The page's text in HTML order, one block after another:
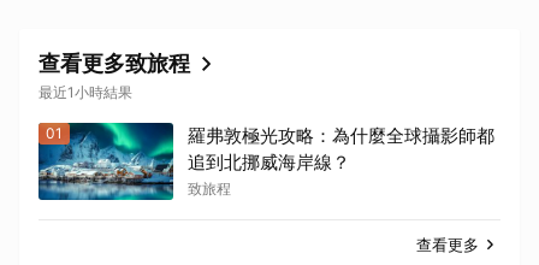
查看更多致旅程
最近1小時結果
01
羅弗敦極光攻略：為什麼全球攝影師都
追到北挪威海岸線？
致旅程
查看更多